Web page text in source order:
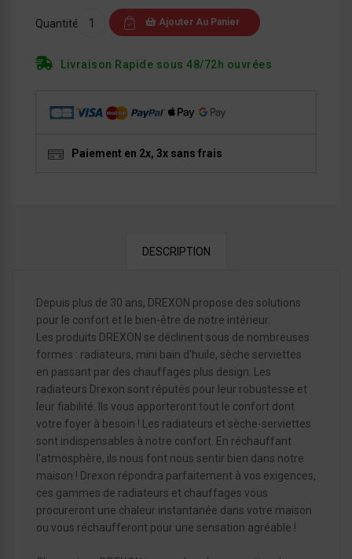
Quantité Ajouter Au Panier
Livraison Rapide sous 48/72h ouvrées
Paiement en 2x, 3x sans frais
DESCRIPTION
Depuis plus de 30 ans, DREXON propose des solutions
pour le confort et le bien-être de notre intérieur.
Les produits DREXON se déclinent sous de nombreuses
formes : radiateurs, mini bain d’huile, sèche serviettes
en passant par des chauffages plus design. Les
radiateurs Drexon sont réputés pour leur robustesse et
leur fiabilité. Ils vous apporteront tout le confort dont
votre foyer à besoin ! Les radiateurs et sèche-serviettes
sont indispensables à notre confort. En réchauffant
l'atmosphère, ils nous font nous sentir bien dans notre
maison ! Drexon répondra parfaitement à vos exigences,
ces gammes de radiateurs et chauffages vous
procureront une chaleur instantanée dans votre maison
ou vous réchaufferont pour une sensation agréable !